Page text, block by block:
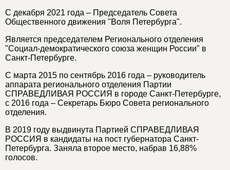
С декабря 2021 года – Председатель Совета
Общественного движения "Воля Петербурга".
Является председателем Регионального отделения
"Социал-демократического союза женщин России" в
Санкт-Петербурге.
С марта 2015 по сентябрь 2016 года – руководитель
аппарата регионального отделения Партии
СПРАВЕДЛИВАЯ РОССИЯ в городе Санкт-Петербурге,
с 2016 года – Секретарь Бюро Совета регионального
отделения.
В 2019 году выдвинута Партией СПРАВЕДЛИВАЯ
РОССИЯ в кандидаты на пост губернатора Санкт-
Петербурга. Заняла второе место, набрав 16,88%
голосов.